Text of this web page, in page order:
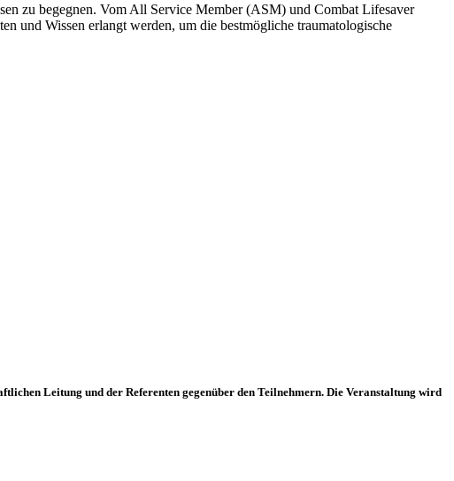
zu begegnen. Vom All Service Member (ASM) und Combat Lifesaver
und Wissen erlangt werden, um die bestmögliche traumatologische
Leitung und der Referenten gegenüber den Teilnehmern. Die Veranstaltung wird